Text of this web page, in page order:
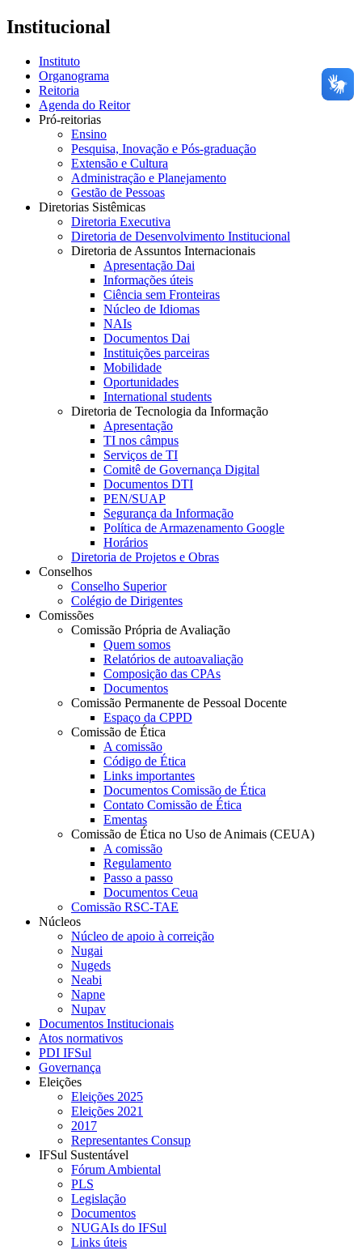
Institucional
Instituto
Organograma
Reitoria
Agenda do Reitor
Pró-reitorias
Ensino
Pesquisa, Inovação e Pós-graduação
Extensão e Cultura
Administração e Planejamento
Gestão de Pessoas
Diretorias Sistêmicas
Diretoria Executiva
Diretoria de Desenvolvimento Institucional
Diretoria de Assuntos Internacionais
Apresentação Dai
Informações úteis
Ciência sem Fronteiras
Núcleo de Idiomas
NAIs
Documentos Dai
Instituições parceiras
Mobilidade
Oportunidades
International students
Diretoria de Tecnologia da Informação
Apresentação
TI nos câmpus
Serviços de TI
Comitê de Governança Digital
Documentos DTI
PEN/SUAP
Segurança da Informação
Política de Armazenamento Google
Horários
Diretoria de Projetos e Obras
Conselhos
Conselho Superior
Colégio de Dirigentes
Comissões
Comissão Própria de Avaliação
Quem somos
Relatórios de autoavaliação
Composição das CPAs
Documentos
Comissão Permanente de Pessoal Docente
Espaço da CPPD
Comissão de Ética
A comissão
Código de Ética
Links importantes
Documentos Comissão de Ética
Contato Comissão de Ética
Ementas
Comissão de Ética no Uso de Animais (CEUA)
A comissão
Regulamento
Passo a passo
Documentos Ceua
Comissão RSC-TAE
Núcleos
Núcleo de apoio à correição
Nugai
Nugeds
Neabi
Napne
Nupav
Documentos Institucionais
Atos normativos
PDI IFSul
Governança
Eleições
Eleições 2025
Eleições 2021
2017
Representantes Consup
IFSul Sustentável
Fórum Ambiental
PLS
Legislação
Documentos
NUGAIs do IFSul
Links úteis